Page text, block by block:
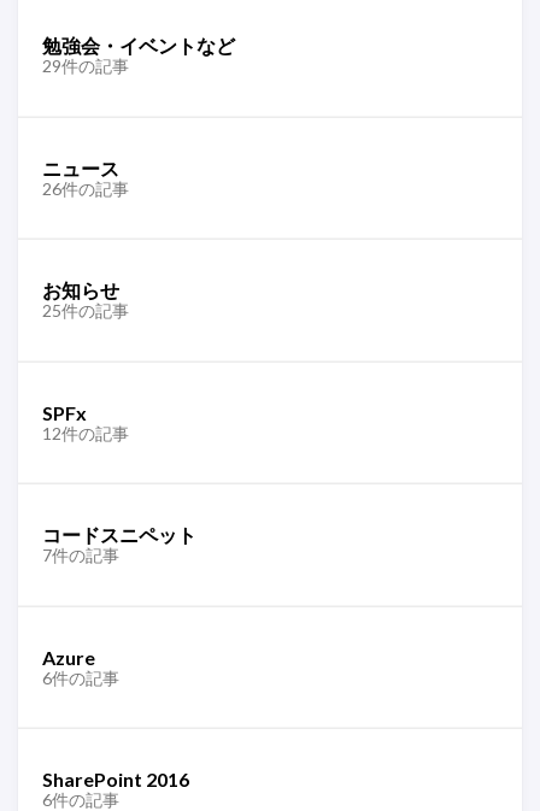
勉強会・イベントなど
29件の記事
ニュース
26件の記事
お知らせ
25件の記事
SPFx
12件の記事
コードスニペット
7件の記事
Azure
6件の記事
SharePoint 2016
6件の記事